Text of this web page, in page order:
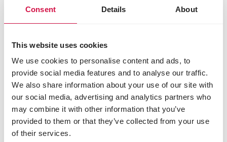
Consent Details About
This website uses cookies
We use cookies to personalise content and ads, to
provide social media features and to analyse our traffic.
We also share information about your use of our site with
our social media, advertising and analytics partners who
may combine it with other information that you’ve
provided to them or that they’ve collected from your use
of their services.
Partagez cet article
Sélectionné pour vous